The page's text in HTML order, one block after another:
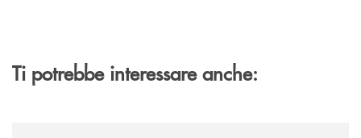
Ti potrebbe interessare anche: